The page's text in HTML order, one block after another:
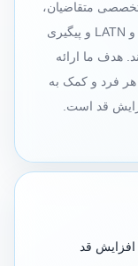
متقاضیان،
انتخاب روش مناسب مانند MTN، LON و LATN و پیگیری
هدف ما ارائه
فرد و کمک به
قد است.
قد